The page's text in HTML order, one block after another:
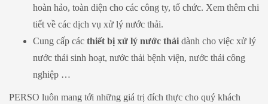
hoàn hảo, toàn diện cho các công ty, tổ chức. Xem thêm chi
tiết về các dịch vụ xử lý nước thải.
Cung cấp các thiết bị xử lý nước thải dành cho việc xử lý
nước thải sinh hoạt, nước thải bệnh viện, nước thải công
nghiệp …
PERSO luôn mang tới những giá trị đích thực cho quý khách